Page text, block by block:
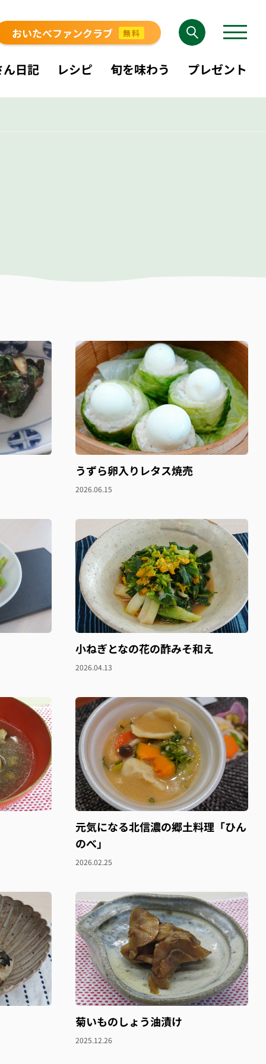
おいたべファンクラブ 無料
日記 レシピ 旬を味わう プレゼント
うずら卵入りレタス焼売
2026.06.15
小ねぎとなの花の酢みそ和え
2026.04.13
元気になる北信濃の郷土料理「ひん
のべ」
2026.02.25
菊いものしょう油漬け
2025.12.26